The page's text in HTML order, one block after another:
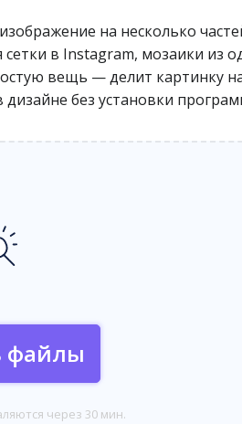
на несколько
в Instagram, мозаики из
вещь — делит картинку
без установки
файлы
через 30 мин.